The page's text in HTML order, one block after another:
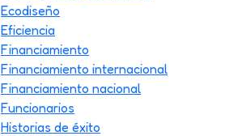
Ecodiseño
Eficiencia
Financiamiento
Financiamiento internacional
Financiamiento nacional
Funcionarios
Historias de éxito